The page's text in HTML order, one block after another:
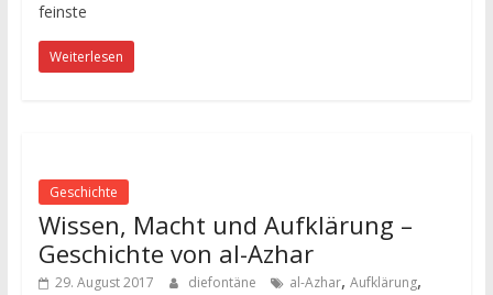
feinste
Weiterlesen
Geschichte
Wissen, Macht und Aufklärung –
Geschichte von al-Azhar
29. August 2017 diefontäne al-Azhar, Aufklärung,